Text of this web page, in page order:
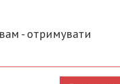
- отримувати